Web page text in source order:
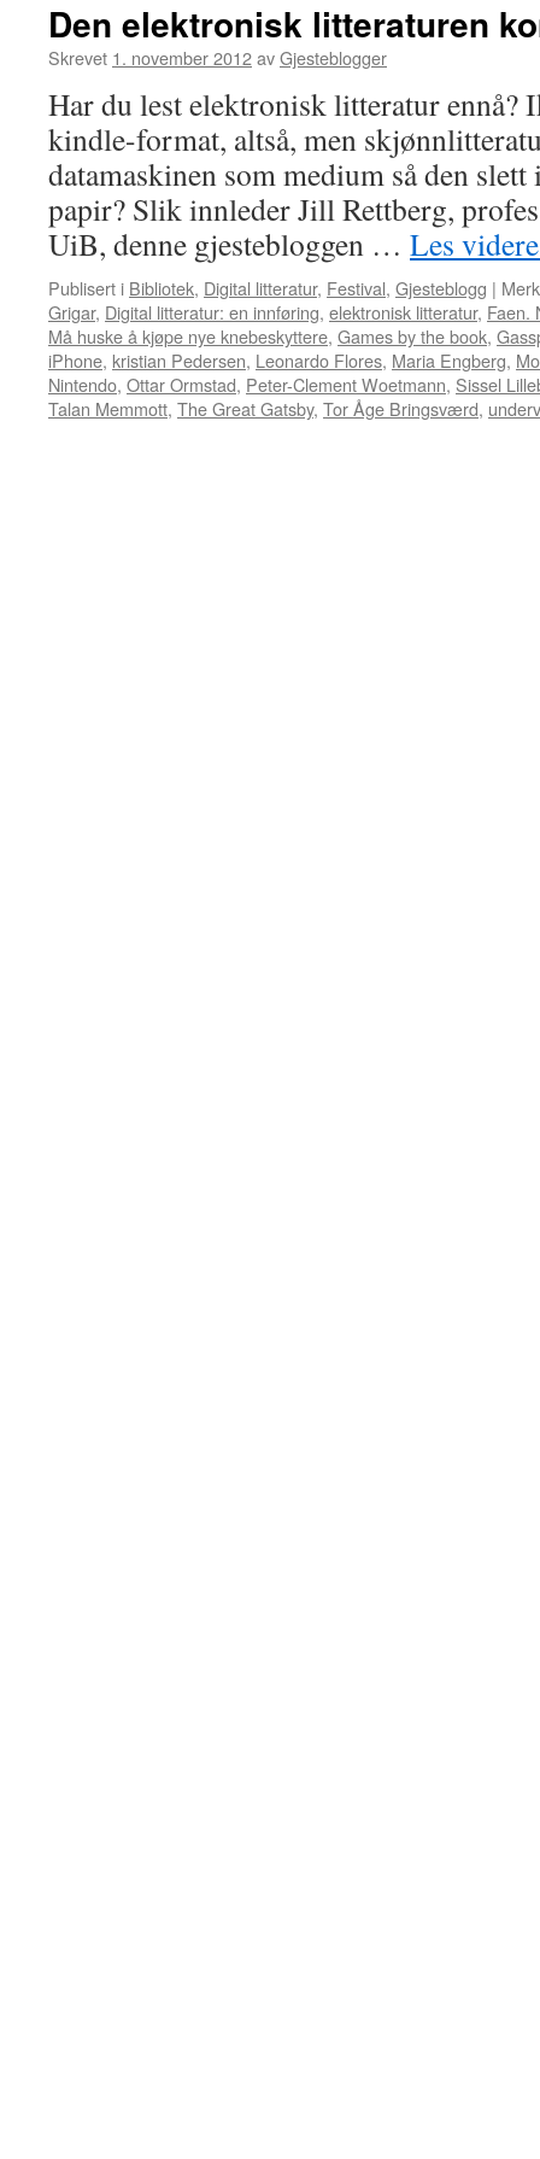
Den elektronisk litteraturen
Skrevet 1. november 2012avGjesteblogger
Har du lest elektronisk litteratur ennå?
kindle-format, altså, men
datamaskinen som medium så den
papir? Slik innleder Jill Rettberg,
UiB, denne gjestebloggen … Les
Publisert i Bibliotek, Digital litteratur, Festival, Gjesteblogg |
Grigar, Digital litteratur: en innføring, elektronisk litteratur, Faen.
Må huske å kjøpe nye knebeskyttere, Games by the book,
iPhone, kristian Pedersen, Leonardo Flores, Maria Engberg,
Nintendo, Ottar Ormstad, Peter-Clement Woetmann, Sissel
Talan Memmott, The Great Gatsby, Tor Åge Bringsværd,